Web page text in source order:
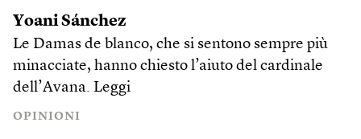
Yoani Sánchez
Le Damas de blanco, che si sentono sempre più
minacciate, hanno chiesto l’aiuto del cardinale
dell’Avana. Leggi
OPINIONI